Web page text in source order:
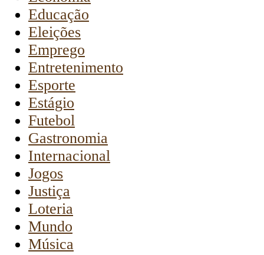
Educação
Eleições
Emprego
Entretenimento
Esporte
Estágio
Futebol
Gastronomia
Internacional
Jogos
Justiça
Loteria
Mundo
Música